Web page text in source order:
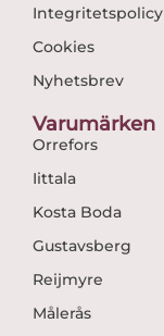
Integritetspolicy
Cookies
Nyhetsbrev
Varumärken
Orrefors
Iittala
Kosta Boda
Gustavsberg
Reijmyre
Målerås